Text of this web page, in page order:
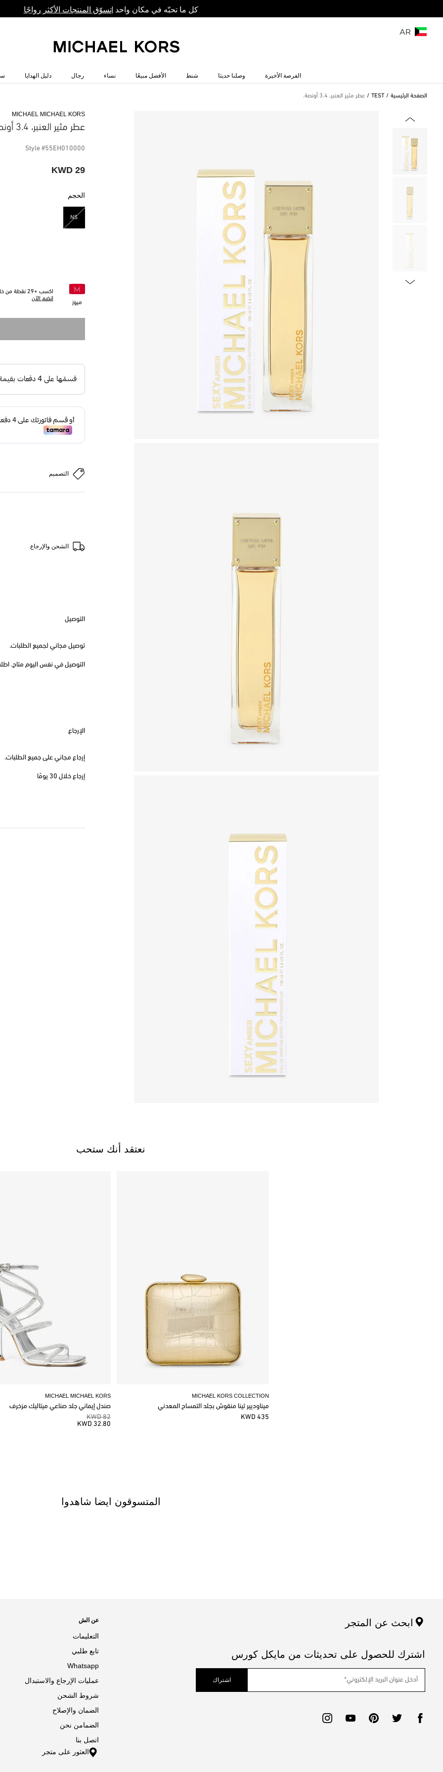
كل ما تحبّه في مكان واحد |تسوّق المنتجات الأكثر رواجًا
AR
الفرصة الأخيرة وصلنا حديثا شنط الأفضل مبيعًا نساء رجال دليل الهدايا
الصفحة الرئيسية TEST عطر مثير العنبر، 3.4 أونصة.
MICHAEL MICHAEL KORS
عطر مثير العنبر، 3.4 أونصة.
Style #55EH010000
29 KWD
الحجم
NS
مختار
ميوز
اكسب +29 نقطة من
انضم الآن
التصميم
الشحن والإرجاع
التوصيل
توصيل مجاني لجميع الطلبات.
التوصيل في نفس اليوم متاح. اطلب
الإرجاع
إرجاع مجاني على جميع الطلبات.
إرجاع خلال 30 يومًا
نعتقد أنك ستحب
MICHAEL MICHAEL KORS
صندل إيماني جلد صناعي ميتاليك مزخرف
82 KWD
32.80 KWD
MICHAEL KORS COLLECTION
ميناوديير تينا منقوش بجلد التمساح المعدني
435 KWD
المتسوقون ايضا شاهدوا
ابحث عن المتجر
اشترك للحصول على تحديثات من مايكل كورس
اشتراك
عن الش
التعليمات
تابع طلبي
Whatsapp
عمليات الإرجاع والاستبدال
شروط الشحن
الضمان والإصلاح
الضمامن نحن
اتصل بنا
العثور على متجر